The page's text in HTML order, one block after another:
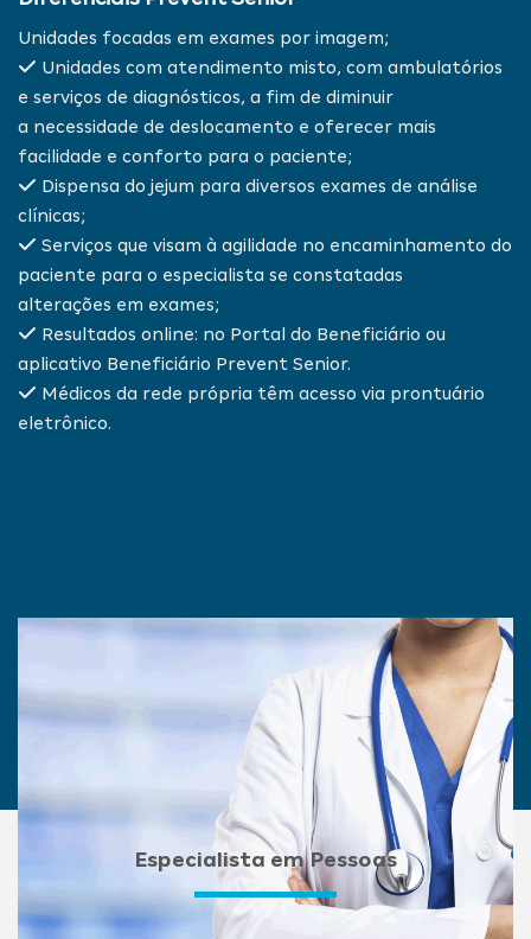
Unidades focadas em exames por imagem;
Unidades com atendimento misto, com ambulatórios
e serviços de diagnósticos, a fim de diminuir
a necessidade de deslocamento e oferecer mais
facilidade e conforto para o paciente;
Dispensa do jejum para diversos exames de análise
clínicas;
Serviços que visam à agilidade no encaminhamento do
paciente para o especialista se constatadas
alterações em exames;
Resultados online: no Portal do Beneficiário ou
aplicativo Beneficiário Prevent Senior.
Médicos da rede própria têm acesso via prontuário
eletrônico.
Especialista em Pessoas